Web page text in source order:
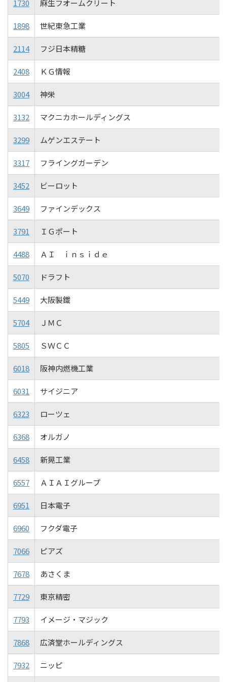
1730 麻生フオームクリート
1898 世紀東急工業
2114 フジ日本精糖
2408 ＫＧ情報
3004 神栄
3132 マクニカホールディングス
3299 ムゲンエステート
3317 フライングガーデン
3452 ビーロット
3649 ファインデックス
3791 ＩＧポート
4488 ＡＩ ｉｎｓｉｄｅ
5070 ドラフト
5449 大阪製鐵
5704 ＪＭＣ
5805 ＳＷＣＣ
6018 阪神内燃機工業
6031 サイジニア
6323 ローツェ
6368 オルガノ
6458 新晃工業
6557 ＡＩＡＩグループ
6951 日本電子
6960 フクダ電子
7066 ピアズ
7678 あさくま
7729 東京精密
7793 イメージ・マジック
7868 広済堂ホールディングス
7932 ニッピ